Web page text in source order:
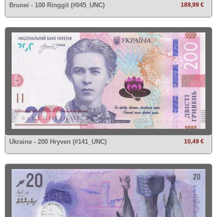
189,99 €
Brunei - 100 Ringgit (#045_UNC)
10,49 €
Ukraine - 200 Hryven (#141_UNC)